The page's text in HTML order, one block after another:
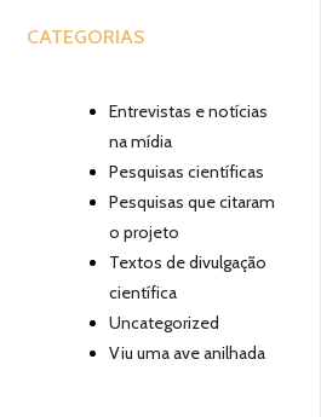
CATEGORIAS
Entrevistas e notícias
na mídia
Pesquisas científicas
Pesquisas que citaram
o projeto
Textos de divulgação
científica
Uncategorized
Viu uma ave anilhada